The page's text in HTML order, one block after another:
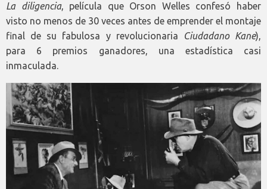
La diligencia, película que Orson Welles confesó haber
visto no menos de 30 veces antes de emprender el montaje
final de su fabulosa y revolucionaria
Ciudadano Kane),
para 6 premios ganadores, una estadística casi
inmaculada.